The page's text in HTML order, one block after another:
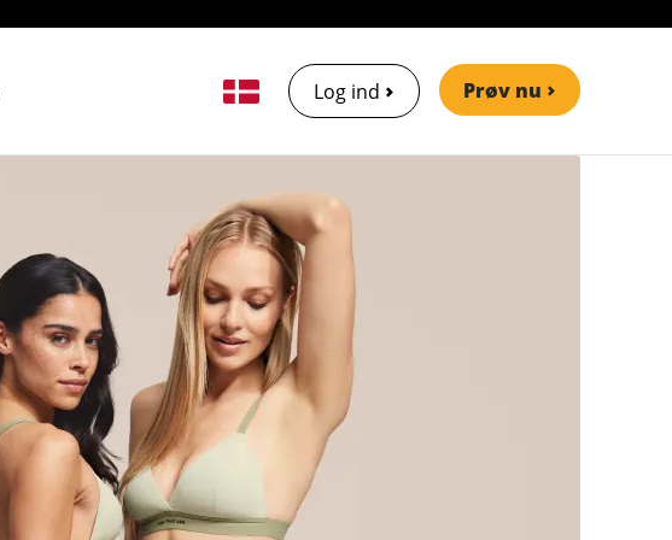
Log ind Prøv nu